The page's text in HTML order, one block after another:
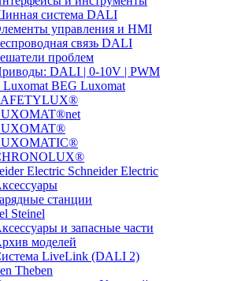
система DALI
управления и HMI
связь DALI
проблем
DALI | 0-10V | PWM
BEG Luxomat
Schneider Electric
станции
Steinel
и запасные части
моделей
LiveLink (DALI 2)
Theben